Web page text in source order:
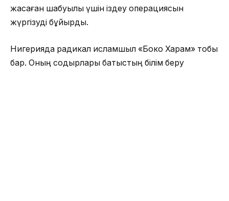
жасаған шабуылы үшін іздеу операциясын
жүргізуді бұйырды.
Нигерияда радикал исламшыл «Боко Харам» тобы
бар. Оның содырлары батыстың білім беру